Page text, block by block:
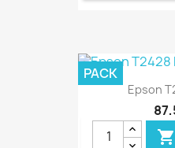
Epson

PACK